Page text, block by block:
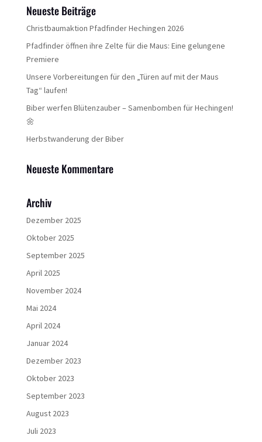
Neueste Beiträge
Christbaumaktion Pfadfinder Hechingen 2026
Pfadfinder öffnen ihre Zelte für die Maus: Eine gelungene
Premiere
Unsere Vorbereitungen für den „Türen auf mit der Maus
Tag“ laufen!
Biber werfen Blütenzauber – Samenbomben für Hechingen!
🌼
Herbstwanderung der Biber
Neueste Kommentare
Archiv
Dezember 2025
Oktober 2025
September 2025
April 2025
November 2024
Mai 2024
April 2024
Januar 2024
Dezember 2023
Oktober 2023
September 2023
August 2023
Juli 2023